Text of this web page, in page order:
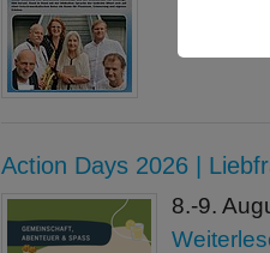
Action Days 2026 |
8.-9.